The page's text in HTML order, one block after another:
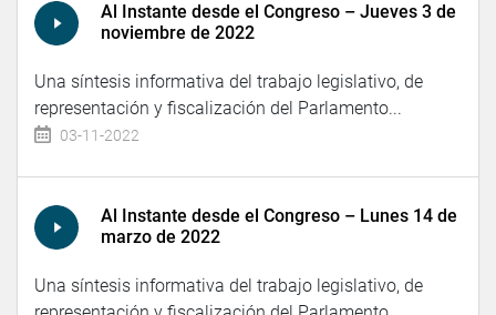
Al Instante desde el Congreso – Jueves 3 de
noviembre de 2022
Una síntesis informativa del trabajo legislativo, de
representación y fiscalización del Parlamento...
03-11-2022
Al Instante desde el Congreso – Lunes 14 de
marzo de 2022
Una síntesis informativa del trabajo legislativo, de